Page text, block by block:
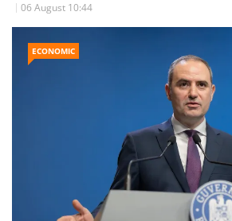
06 August 10:44
ECONOMIC